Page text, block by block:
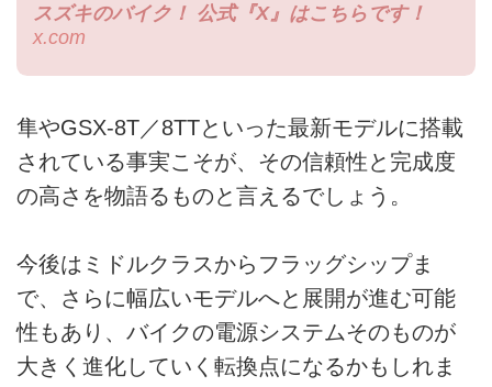
スズキのバイク！ 公式『X』はこちらです！
x.com
隼やGSX-8T／8TTといった最新モデルに搭載
されている事実こそが、その信頼性と完成度
の高さを物語るものと言えるでしょう。
今後はミドルクラスからフラッグシップま
で、さらに幅広いモデルへと展開が進む可能
性もあり、バイクの電源システムそのものが
大きく進化していく転換点になるかもしれま